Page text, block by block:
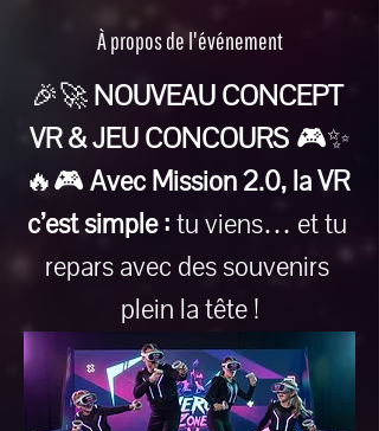
À propos de l'événement
🎉🚀 NOUVEAU CONCEPT
VR & JEU CONCOURS 🎮✨
🔥🎮 Avec Mission 2.0, la VR
c’est simple : tu viens… et tu
repars avec des souvenirs
plein la tête !